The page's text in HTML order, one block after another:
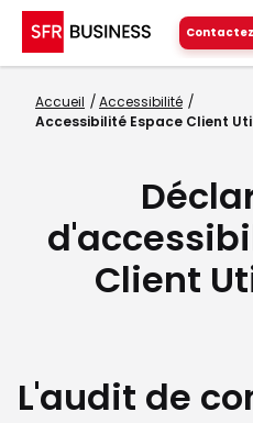
Accueil
Accessibilité
Accessibilité Espace Client
Client
L'audit de